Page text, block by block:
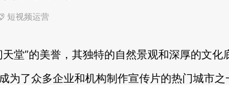
短视频运营
堂”的美誉，其独特的自然景观和深厚的文
为了众多企业和机构制作宣传片的热门城市